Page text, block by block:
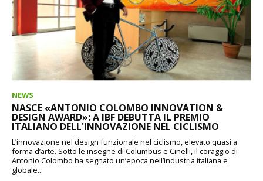
NEWS
NASCE «ANTONIO COLOMBO INNOVATION &
DESIGN AWARD»: A IBF DEBUTTA IL PREMIO
ITALIANO DELL'INNOVAZIONE NEL CICLISMO
L’innovazione nel design funzionale nel ciclismo, elevato quasi a
forma d’arte. Sotto le insegne di Columbus e Cinelli, il coraggio di
Antonio Colombo ha segnato un’epoca nell’industria italiana e
globale...